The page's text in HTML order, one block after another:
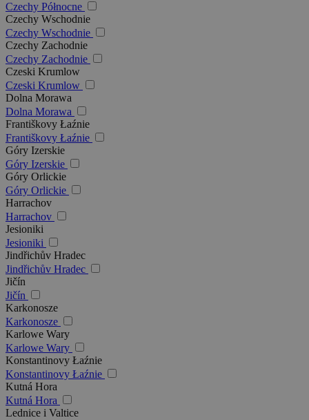
Czechy Północne
Czechy Wschodnie
Czechy Wschodnie
Czechy Zachodnie
Czechy Zachodnie
Czeski Krumlow
Czeski Krumlow
Dolna Morawa
Dolna Morawa
Františkovy Łaźnie
Františkovy Łaźnie
Góry Izerskie
Góry Izerskie
Góry Orlickie
Góry Orlickie
Harrachov
Harrachov
Jesioniki
Jesioniki
Jindřichův Hradec
Jindřichův Hradec
Jičín
Jičín
Karkonosze
Karkonosze
Karlowe Wary
Karlowe Wary
Konstantinovy Łaźnie
Konstantinovy Łaźnie
Kutná Hora
Kutná Hora
Lednice i Valtice